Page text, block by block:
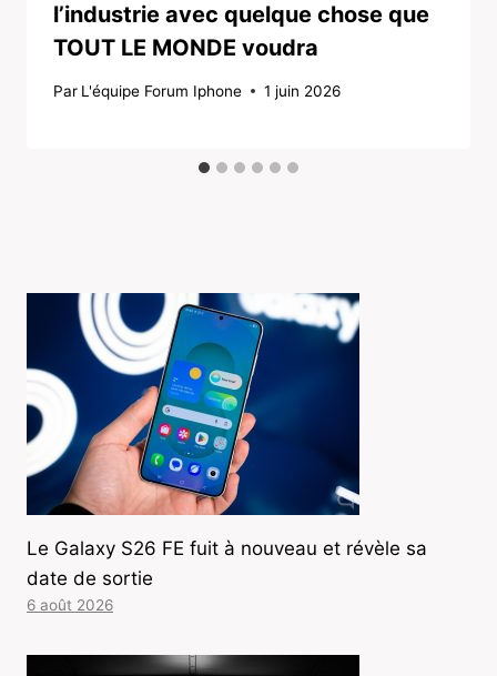
l’industrie avec quelque chose que
TOUT LE MONDE voudra
Par L'équipe Forum Iphone 1 juin 2026
Le Galaxy S26 FE fuit à nouveau et révèle sa
date de sortie
6 août 2026